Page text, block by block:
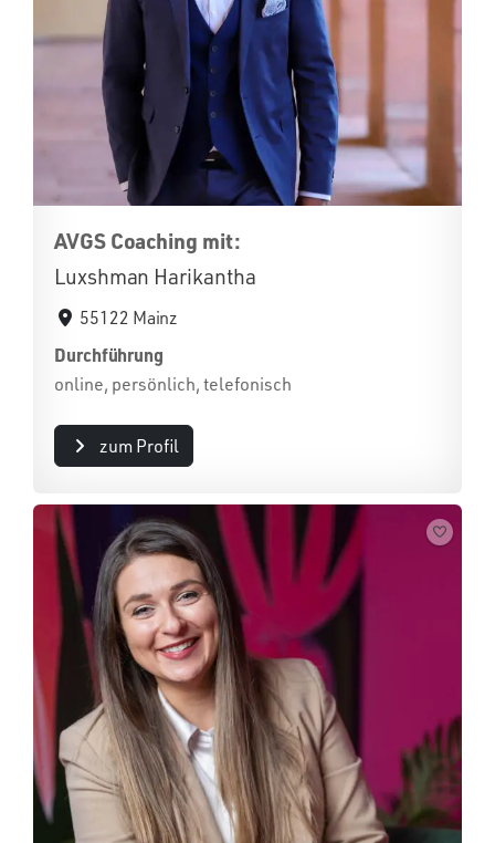
AVGS Coaching mit:
Luxshman Harikantha
55122 Mainz
Durchführung
online, persönlich, telefonisch
zum Profil